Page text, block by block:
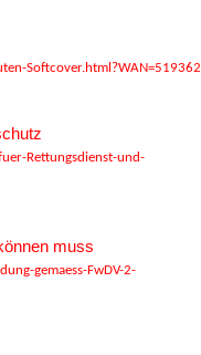
Softcover.html?WAN=519362
Rettungsdienst-und-
muss
gemaess-FwDV-2-